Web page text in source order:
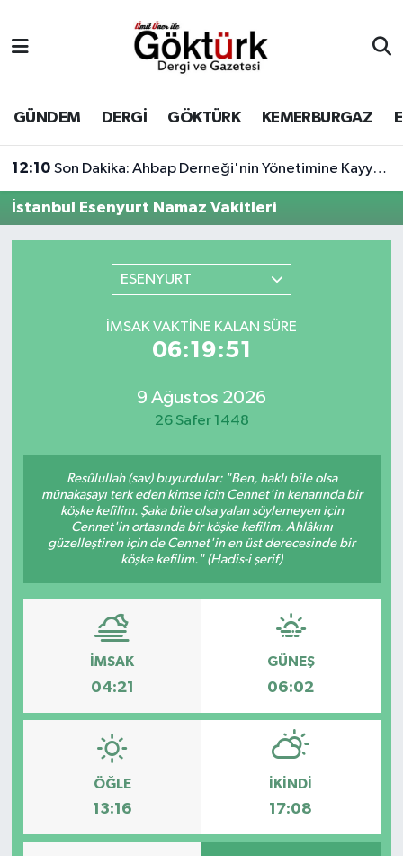
GÜNDEM DERGİ GÖKTÜRK KEMERBURGAZ
12:10 Son Dakika: Ahbap Derneği'nin Yönetimine Kayyum Atandı
İstanbul Esenyurt Namaz Vakitleri
ESENYURT
İMSAK VAKTINE KALAN SÜRE
06:19:51
9 Ağustos 2026
26 Safer 1448
Resûlullah (sav) buyurdular: "Ben, haklı bile olsa
münakaşayı terk eden kimse için Cennet'in kenarında bir
köşke kefilim. Şaka bile olsa yalan söylemeyen için
Cennet'in ortasında bir köşke kefilim. Ahlâkını
güzelleştiren için de Cennet'in en üst derecesinde bir
köşke kefilim." (Hadis-i şerif)
İMSAK
04:21
GÜNEŞ
06:02
ÖĞLE
13:16
İKINDI
17:08
BİLİM
DERGİ
DÜNYA
EKONOMİ
KÜLTÜR - SANAT
MAGAZİN
SAĞLIK
TEKNOLOJİ
TİCARET
YAŞAM
Eyüpsultan Hava Durumu
Eyüpsultan Trafik Yoğunluk Haritası
Süper Lig Puan Durumu ve Fikstür
Tüm Manşetler
Haber Arşivi